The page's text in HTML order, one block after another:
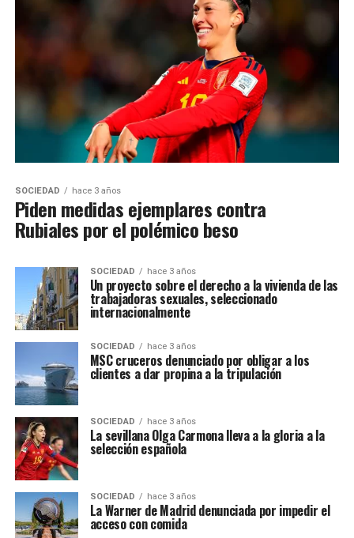
SOCIEDAD hace 3 años
Piden medidas ejemplares contra
Rubiales por el polémico beso
SOCIEDAD hace 3 años
Un proyecto sobre el derecho a la vivienda de las
trabajadoras sexuales, seleccionado
internacionalmente
SOCIEDAD hace 3 años
MSC cruceros denunciado por obligar a los
clientes a dar propina a la tripulación
SOCIEDAD hace 3 años
La sevillana Olga Carmona lleva a la gloria a la
selección española
SOCIEDAD hace 3 años
La Warner de Madrid denunciada por impedir el
acceso con comida